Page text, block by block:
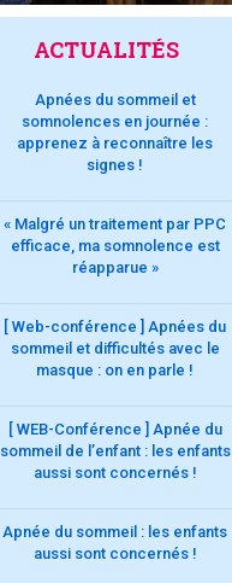
ACTUALITÉS
Apnées du sommeil et
somnolences en journée :
apprenez à reconnaître les
signes !
« Malgré un traitement par PPC
efficace, ma somnolence est
réapparue »
[ Web-conférence ] Apnées du
sommeil et difficultés avec le
masque : on en parle !
[ WEB-Conférence ] Apnée du
sommeil de l’enfant : les enfants
aussi sont concernés !
Apnée du sommeil : les enfants
aussi sont concernés !